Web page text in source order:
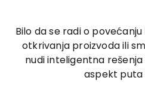
Bilo da se radi o
otkrivanja proizvoda ili
nudi inteligentna
aspekt puta